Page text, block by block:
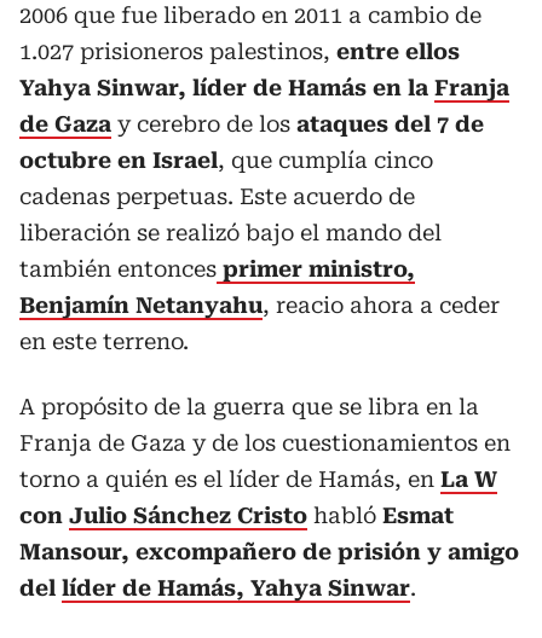
2006 que fue liberado en 2011 a cambio de
1.027 prisioneros palestinos, entre ellos
Yahya Sinwar, líder de Hamás en la Franja
de Gaza y cerebro de los ataques del 7 de
octubre en Israel, que cumplía cinco
cadenas perpetuas. Este acuerdo de
liberación se realizó bajo el mando del
también entonces primer ministro,
Benjamín Netanyahu, reacio ahora a ceder
en este terreno.
A propósito de la guerra que se libra en la
Franja de Gaza y de los cuestionamientos en
torno a quién es el líder de Hamás, en La W
con Julio Sánchez Cristo habló Esmat
Mansour, excompañero de prisión y amigo
del líder de Hamás, Yahya Sinwar.